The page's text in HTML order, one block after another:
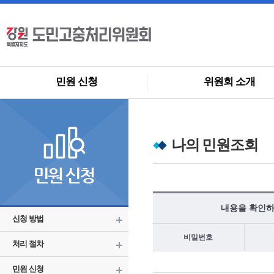
민원 신청 위원회 소개
신청 방법
처리 절차
민원 신청
나의 민원조회
내용을 확인
비밀번호